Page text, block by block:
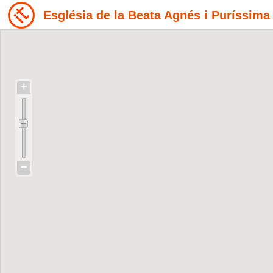
Església de la Beata Agnés i
+
−